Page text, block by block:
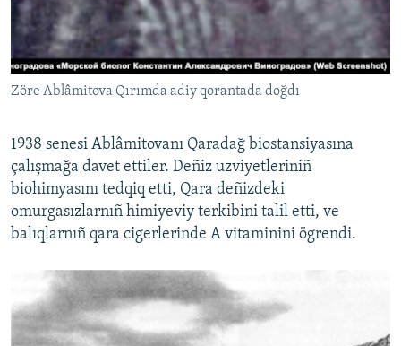
Zöre Ablâmitova Qırımda adiy qorantada doğdı
1938 senesi Ablâmitovanı Qaradağ biostansiyasına
çalışmağa davet ettiler. Deñiz uzviyetleriniñ
biohimyasını tedqiq etti, Qara deñizdeki
omurgasızlarnıñ himiyeviy terkibini talil etti, ve
balıqlarnıñ qara cigerlerinde A vitaminini ögrendi.